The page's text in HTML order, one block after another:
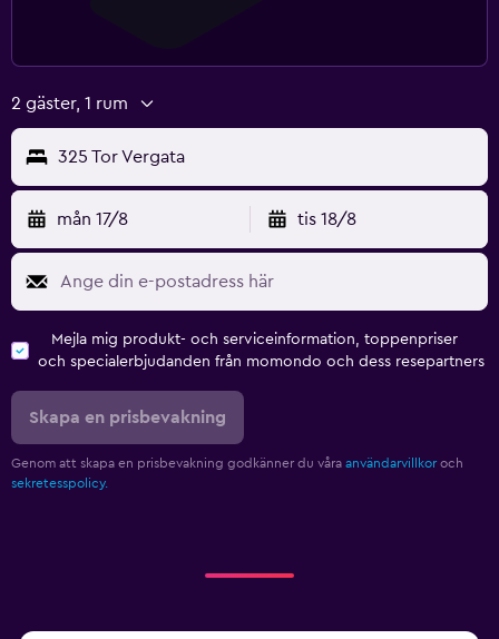
2 gäster, 1 rum
325 Tor Vergata
mån 17/8 tis 18/8
Mejla mig produkt- och serviceinformation, toppenpriser
och specialerbjudanden från momondo och dess resepartners
Skapa en prisbevakning
Genom att skapa en prisbevakning godkänner du våra användarvillkor och
sekretesspolicy.